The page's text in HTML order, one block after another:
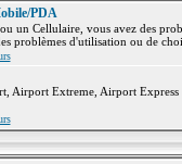
PDA
un Cellulaire, vous avez des
problèmes d'utilisation ou de
Airport Extreme, Airport